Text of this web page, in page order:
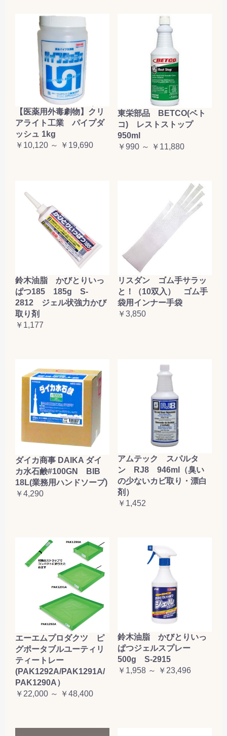
【医薬用外毒劇物】クリ
アライト工業 パイプダ
ッシュ 1kg
￥10,120 ～ ￥19,690
東栄部品 BETCO(ベト
コ) レストストップ
950ml
￥990 ～ ￥11,880
鈴木油脂 かびとりいっ
ぱつ185 185g S-
2812 ジェル状強力かび
取り剤
￥1,177
リスダン ゴム手サラッ
と！（10双入） ゴム手
袋用インナー手袋
￥3,850
ダイカ商事 DAIKA ダイ
カ水石鹸#100GN BIB
18L(業務用ハンドソープ)
￥4,290
アムテック スパルタ
ン RJ8 946ml（臭い
の少ないカビ取り・漂白
剤）
￥1,452
エーエムプロダクツ ピ
グポータブルユーティリ
ティートレー
(PAK1292A/PAK1291A/
PAK1290A）
￥22,000 ～ ￥48,400
鈴木油脂 かびとりいっ
ぱつジェルスプレー
500g S-2915
￥1,958 ～ ￥23,496